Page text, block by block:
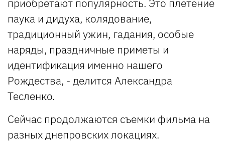
паука и дидуха, колядование,
традиционный ужин, гадания, особые
наряды, праздничные приметы и
идентификация именно нашего
Рождества, - делится Александра
Тесленко.
Сейчас продолжаются съемки фильма на
разных днепровских локациях.